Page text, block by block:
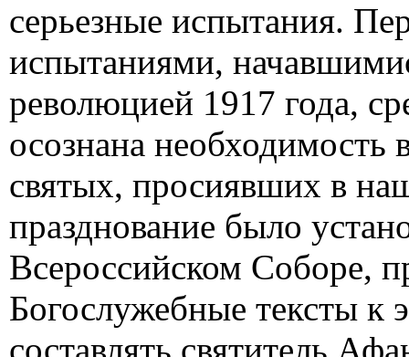
серьезные испытания.
испытаниями,
революцией 1917 года,
осознана необходимость
святых, просиявших в
празднование было
Всероссийском Соборе,
Богослужебные тексты к